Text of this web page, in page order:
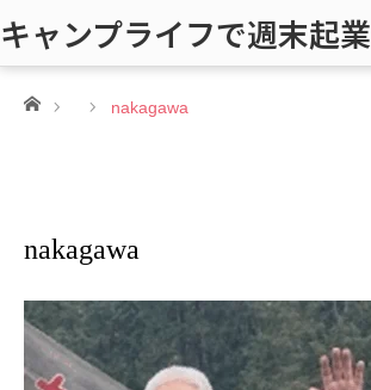
キャンプライフで週末起業
ホーム nakagawa
nakagawa